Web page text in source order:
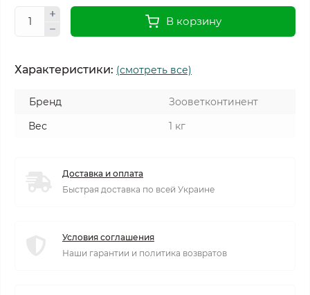
В корзину
Характеристики: (смотреть все)
Бренд
Зооветконтинент
Вес
1 кг
Доставка и оплата
Быстрая доставка по всей Украине
Условия соглашения
Наши гарантии и политика возвратов